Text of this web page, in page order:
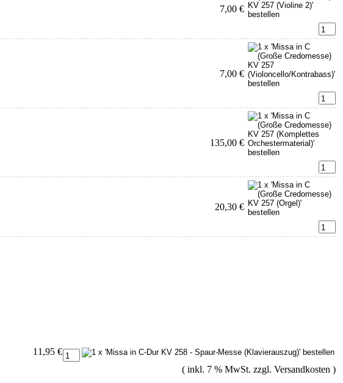
7,00 €
7,00 €
135,00 €
20,30 €
11,95 €
( inkl. 7 % MwSt. zzgl. Versandkosten )